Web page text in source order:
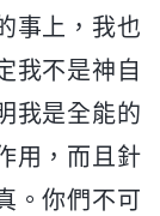
事上，我也
我不是神自
我是全能的
用，而且針
。你們不可